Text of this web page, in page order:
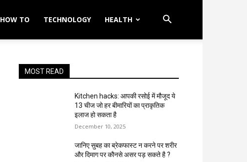
HOW TO TECHNOLOGY HEALTH
MOST READ
Kitchen hacks: आपकी रसोई में मौजूद ये
13 चीज जो हर बीमारियों का प्राकृतिक
इलाज हो सकता है
December 10, 2025
जानिए सुबह का ब्रेकफास्ट न करने पर शरीर
और दिमाग पर कौनसे असर पड़ सकते है ?